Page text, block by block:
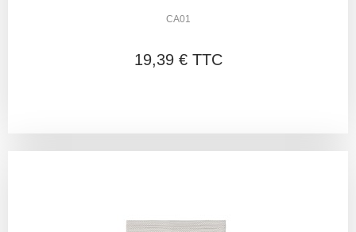
CA01
19,39 € TTC